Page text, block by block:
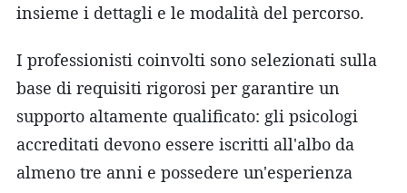
insieme i dettagli e le modalità del percorso.
I professionisti coinvolti sono selezionati sulla
base di requisiti rigorosi per garantire un
supporto altamente qualificato: gli psicologi
accreditati devono essere iscritti all'albo da
almeno tre anni e possedere un'esperienza